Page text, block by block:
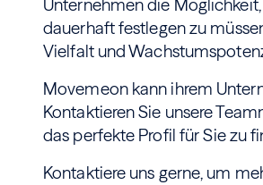
Unternehmen die
dauerhaft festlegen zu
Vielfalt und
Movemeon kann ihrem
Kontaktieren Sie unsere
das perfekte Profil für Sie zu
Kontaktiere uns gerne, um